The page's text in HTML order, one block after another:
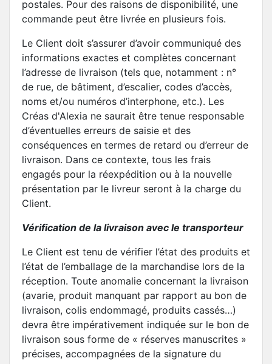
postales. Pour des raisons de disponibilité, une
commande peut être livrée en plusieurs fois.
Le Client doit s’assurer d’avoir communiqué des
informations exactes et complètes concernant
l’adresse de livraison (tels que, notamment : n°
de rue, de bâtiment, d’escalier, codes d’accès,
noms et/ou numéros d’interphone, etc.). Les
Créas d'Alexia ne saurait être tenue responsable
d’éventuelles erreurs de saisie et des
conséquences en termes de retard ou d’erreur de
livraison. Dans ce contexte, tous les frais
engagés pour la réexpédition ou à la nouvelle
présentation par le livreur seront à la charge du
Client.
Vérification de la livraison avec le transporteur
Le Client est tenu de vérifier l’état des produits et
l’état de l’emballage de la marchandise lors de la
réception. Toute anomalie concernant la livraison
(avarie, produit manquant par rapport au bon de
livraison, colis endommagé, produits cassés…)
devra être impérativement indiquée sur le bon de
livraison sous forme de « réserves manuscrites »
précises, accompagnées de la signature du